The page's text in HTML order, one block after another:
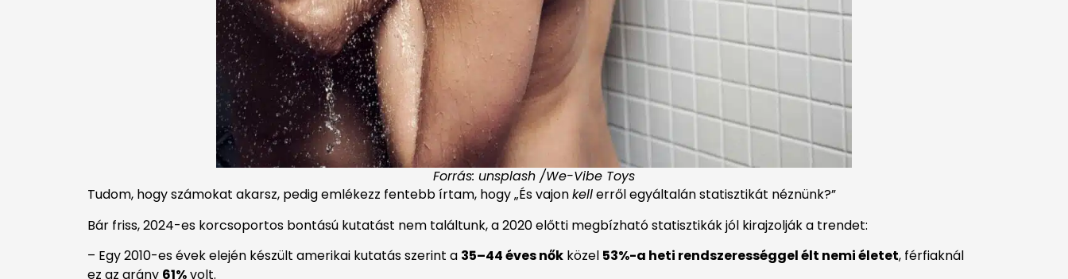
Forrás: unsplash /We-Vibe Toys
Tudom, hogy számokat akarsz, pedig emlékezz fentebb írtam, hogy „És vajonkellerről egyáltalán statisztikát néznünk?”
Bár friss, 2024-es korcsoportos bontású kutatást nem találtunk, a 2020 előtti megbízható statisztikák jól kirajzolják a trendet:
– Egy 2010-es évek elején készült amerikai kutatás szerint a 35–44 éves nők közel 53%-a heti rendszerességgel élt nemi életet, férfiaknál
ez az arány 61%volt.